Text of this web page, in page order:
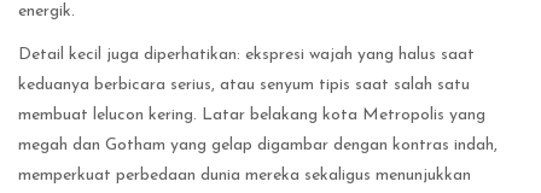
energik.
Detail kecil juga diperhatikan: ekspresi wajah yang halus saat
keduanya berbicara serius, atau senyum tipis saat salah satu
membuat lelucon kering. Latar belakang kota Metropolis yang
megah dan Gotham yang gelap digambar dengan kontras indah,
memperkuat perbedaan dunia mereka sekaligus menunjukkan